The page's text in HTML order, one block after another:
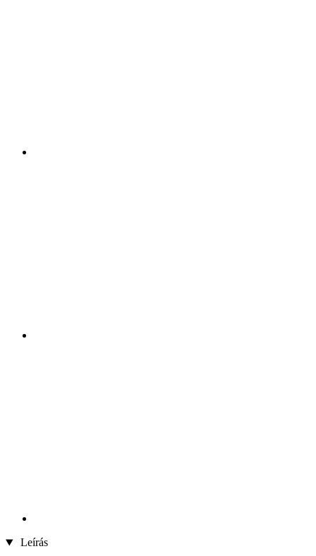
Leírás